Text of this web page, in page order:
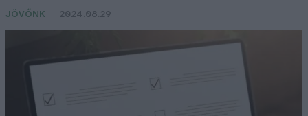
JÖVŐNK 2024.08.29